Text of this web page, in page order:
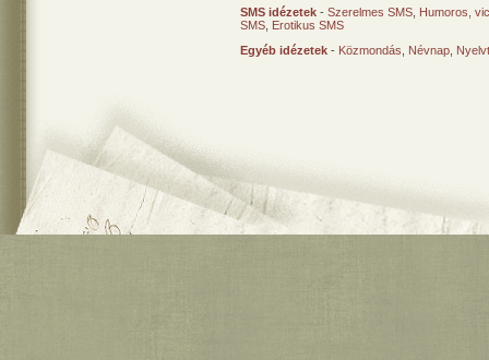
SMS idézetek - Szerelmes SMS Humoros,
SMS Erotikus SMS
Egyéb idézetek - Közmondás Névnap